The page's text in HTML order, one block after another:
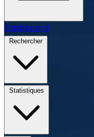
Dashboard
Rechercher
Statistiques